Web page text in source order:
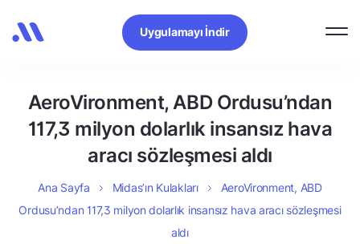
Uygulamayı İndir
AeroVironment, ABD Ordusu’ndan
117,3 milyon dolarlık insansız hava
aracı sözleşmesi aldı
Ana Sayfa Midas’ın Kulakları
AeroVironment, ABD
Ordusu’ndan 117,3 milyon dolarlık insansız hava aracı sözleşmesi
aldı